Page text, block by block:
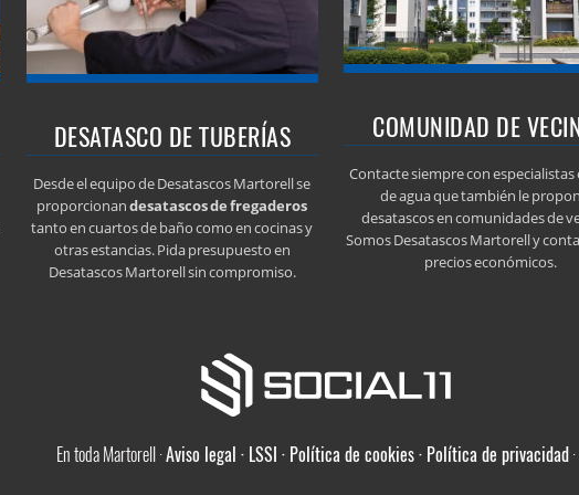
DESATASCO DE TUBERÍAS
Desde el equipo de Desatascos Martorell se
proporcionandesatascos de fregaderos
tanto en cuartos de baño como en cocinas y
otras estancias. Pida presupuesto en
Desatascos Martorell sin compromiso.
COMUNIDAD DE
Contacte siempre con especialistas
de agua que también le
desatascos en comunidades de
Somos Desatascos Martorell y
precios económicos.
En toda Martorell ·Aviso legal · LSSI · Política de cookies · Política de privacidad·